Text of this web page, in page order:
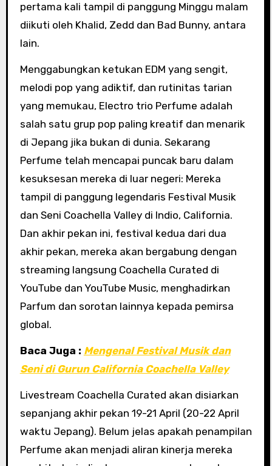
pertama kali tampil di panggung Minggu malam
diikuti oleh Khalid, Zedd dan Bad Bunny, antara
lain.
Menggabungkan ketukan EDM yang sengit,
melodi pop yang adiktif, dan rutinitas tarian
yang memukau, Electro trio Perfume adalah
salah satu grup pop paling kreatif dan menarik
di Jepang jika bukan di dunia. Sekarang
Perfume telah mencapai puncak baru dalam
kesuksesan mereka di luar negeri: Mereka
tampil di panggung legendaris Festival Musik
dan Seni Coachella Valley di Indio, California.
Dan akhir pekan ini, festival kedua dari dua
akhir pekan, mereka akan bergabung dengan
streaming langsung Coachella Curated di
YouTube dan YouTube Music, menghadirkan
Parfum dan sorotan lainnya kepada pemirsa
global.
Baca Juga : Mengenal Festival Musik dan
Seni di Gurun California Coachella Valley
Livestream Coachella Curated akan disiarkan
sepanjang akhir pekan 19-21 April (20-22 April
waktu Jepang). Belum jelas apakah penampilan
Perfume akan menjadi aliran kinerja mereka